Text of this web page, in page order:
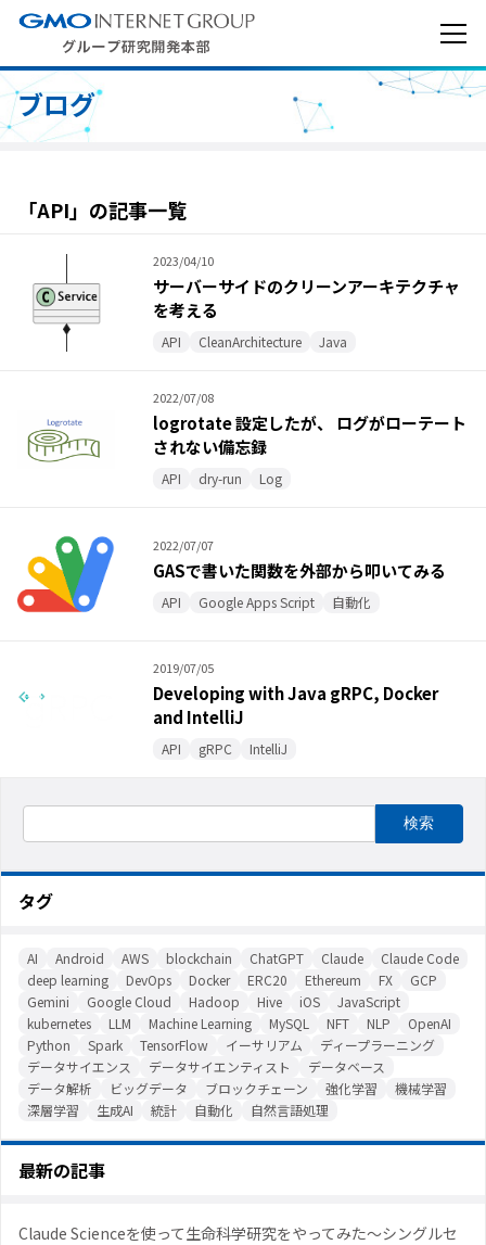
ブログ
「API」の記事一覧
2023/04/10
サーバーサイドのクリーンアーキテクチャ
を考える
API CleanArchitecture Java
2022/07/08
logrotate 設定したが、 ログがローテート
されない備忘録
API dry-run Log
2022/07/07
GASで書いた関数を外部から叩いてみる
API Google Apps Script 自動化
2019/07/05
Developing with Java gRPC, Docker
and IntelliJ
API gRPC IntelliJ
タグ
AI Android AWS blockchain ChatGPT Claude
Claude Code
deep learning
DevOps Docker ERC20 Ethereum FX
GCP
Gemini
Google Cloud Hadoop Hive iOS
JavaScript
kubernetes
LLM Machine Learning MySQL NFT NLP
OpenAI
Python
Spark TensorFlow イーサリアム
ディープラーニング
データサイエンス
データサイエンティスト
データベース
データ解析
ビッグデータ ブロックチェーン 強化学習
機械学習
深層学習
生成AI 統計 自動化 自然言語処理
最新の記事
Claude Scienceを使って生命科学研究をやってみた〜シングルセ